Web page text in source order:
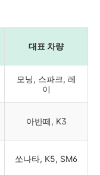
대표 차량
모닝, 스파크, 레
이
아반떼, K3
쏘나타, K5, SM6